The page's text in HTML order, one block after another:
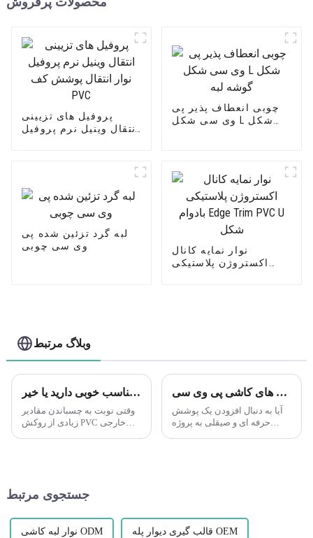
پروفیل های تزیینی
انتقال وینیل نرم پروفیل
چوبی انعطاف پذیر پی
وی سی شکل L شکل
لبه گرد تزئین شده پی
وی سی چوبی
نوار نمایه کانال
اکستروژن پلاستیکی
وبلاگ مرتبط
تریم بیرونی پی وی سی: پیوستن به کارهای طولانی همیشه ایده خوبی است که قبل از استفاده از چسب یا بست، قطعات خود را خشک کنید تا ببینید آیا تناسب خوبی دارید یا خیر.
وقتی نوبت به چسباندن مقادیر
زیادی از روکش PVC خارجی
جویی در ...
پروژه های کاشی خود را با لبه های کاشی پی وی سی Leguwe تقویت کنید
آیا به دنبال افزودن یک پوشش
حرفه ای و صیقلی به پروژه
جستجوی مرتبط
نوار لبه کاشی ODM قالب گیری دیوار پله OEM